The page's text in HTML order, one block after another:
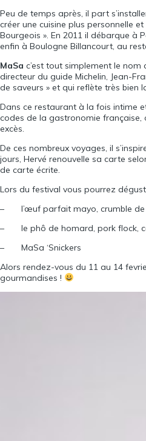
Peu de temps après, il part
créer une cuisine plus personnelle
Bourgeois ». En 2011 il débarque à
enfin à Boulogne Billancourt, au
MaSa c’est tout simplement le nom
directeur du guide Michelin, Jean-
de saveurs » et qui reflète très bien
Dans ce restaurant à la fois intime
codes de la gastronomie française,
excès.
De ces nombreux voyages, il
jours, Hervé renouvelle sa carte
de carte écrite.
Lors du festival vous pourrez
– l’œuf parfait mayo, crumble de
– le phô de homard, pork flock,
– MaSa ‘Snickers
Alors rendez-vous du 11 au 14
gourmandises !